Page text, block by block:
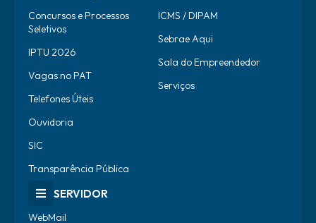
Concursos e Processos
Seletivos
IPTU 2026
Vagas no PAT
Telefones Úteis
Ouvidoria
SIC
Transparência Pública
ICMS / DIPAM
Sebrae Aqui
Sala do Empreendedor
Serviços
SERVIDOR
WebMail